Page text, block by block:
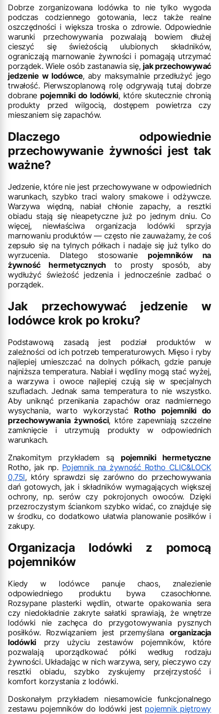
Dobrze zorganizowana lodówka to nie tylko wygoda
podczas codziennego gotowania, lecz także realne
oszczędności i większa troska o zdrowie. Odpowiednie
warunki przechowywania pozwalają bowiem dłużej
cieszyć się świeżością ulubionych składników,
ograniczają marnowanie żywności i pomagają utrzymać
porządek. Wiele osób zastanawia się, jak przechowywać
jedzenie w lodówce, aby maksymalnie przedłużyć jego
trwałość. Pierwszoplanową rolę odgrywają tutaj dobrze
dobrane pojemniki do lodówki, które skutecznie chronią
produkty przed wilgocią, dostępem powietrza czy
mieszaniem się zapachów.
Dlaczego odpowiednie
przechowywanie żywności jest tak
ważne?
Jedzenie, które nie jest przechowywane w odpowiednich
warunkach, szybko traci walory smakowe i odżywcze.
Warzywa więdną, nabiał chłonie zapachy, a resztki
obiadu stają się nieapetyczne już po jednym dniu. Co
więcej, niewłaściwa organizacja lodówki sprzyja
marnowaniu produktów — często nie zauważamy, że coś
zepsuło się na tylnych półkach i nadaje się już tylko do
wyrzucenia. Dlatego stosowanie pojemników na
żywność hermetycznych to prosty sposób, aby
wydłużyć świeżość jedzenia i jednocześnie zadbać o
porządek.
Jak przechowywać jedzenie w
lodówce krok po kroku?
Podstawową zasadą jest podział produktów w
zależności od ich potrzeb temperaturowych. Mięso i ryby
najlepiej umieszczać na dolnych półkach, gdzie panuje
najniższa temperatura. Nabiał i wędliny mogą stać wyżej,
a warzywa i owoce najlepiej czują się w specjalnych
szufladach. Jednak sama temperatura to nie wszystko.
Aby uniknąć przenikania zapachów oraz nadmiernego
wysychania, warto wykorzystać Rotho pojemniki do
przechowywania żywności, które zapewniają szczelne
zamknięcie i utrzymują produkty w odpowiednich
warunkach.
Znakomitym przykładem są pojemniki hermetyczne
Rotho, jak np. Pojemnik na żywność Rotho CLIC&LOCK
0,75l, który sprawdzi się zarówno do przechowywania
dań gotowych, jak i składników wymagających większej
ochrony, np. serów czy pokrojonych owoców. Dzięki
przezroczystym ściankom szybko widać, co znajduje się
w środku, co dodatkowo ułatwia planowanie posiłków i
zakupy.
Organizacja lodówki z pomocą
pojemników
Kiedy w lodówce panuje chaos, znalezienie
odpowiedniego produktu bywa czasochłonne.
Rozsypane plasterki wędlin, otwarte opakowania sera
czy niedokładnie zakryte sałatki sprawiają, że wnętrze
lodówki nie zachęca do przygotowywania pysznych
posiłków. Rozwiązaniem jest przemyślana organizacja
lodówki przy użyciu zestawów pojemników, które
pozwalają uporządkować półki według rodzaju
żywności. Układając w nich warzywa, sery, pieczywo czy
resztki obiadu, szybko zyskujemy przejrzystość i
komfort korzystania z lodówki.
Doskonałym przykładem niesamowicie funkcjonalnego
zestawu pojemników do lodówki jest pojemnik piętrowy